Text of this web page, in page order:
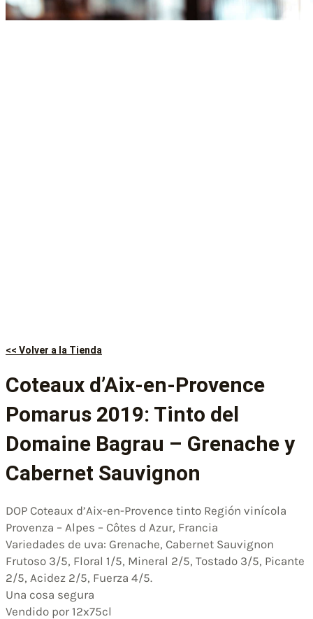
<< Volver a la Tienda
Coteaux d’Aix-en-Provence
Pomarus 2019: Tinto del
Domaine Bagrau – Grenache y
Cabernet Sauvignon
DOP Coteaux d’Aix-en-Provence tinto Región vinícola
Provenza – Alpes – Côtes d Azur, Francia
Variedades de uva: Grenache, Cabernet Sauvignon
Frutoso 3/5, Floral 1/5, Mineral 2/5, Tostado 3/5, Picante
2/5, Acidez 2/5, Fuerza 4/5.
Una cosa segura
Vendido por 12x75cl